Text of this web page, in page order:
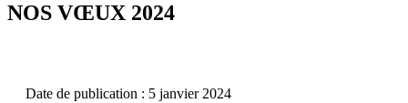
NOS VŒUX 2024
Date de publication : 5 janvier 2024